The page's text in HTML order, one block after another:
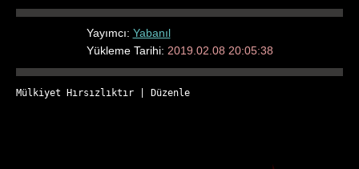
Yayımcı: Yabanıl
Yükleme Tarihi: 2019.02.08 20:05:38
Mülkiyet Hırsızlıktır Düzenle